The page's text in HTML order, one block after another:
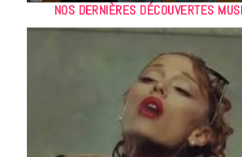
NOS DERNIÈRES DÉCOUVERTES